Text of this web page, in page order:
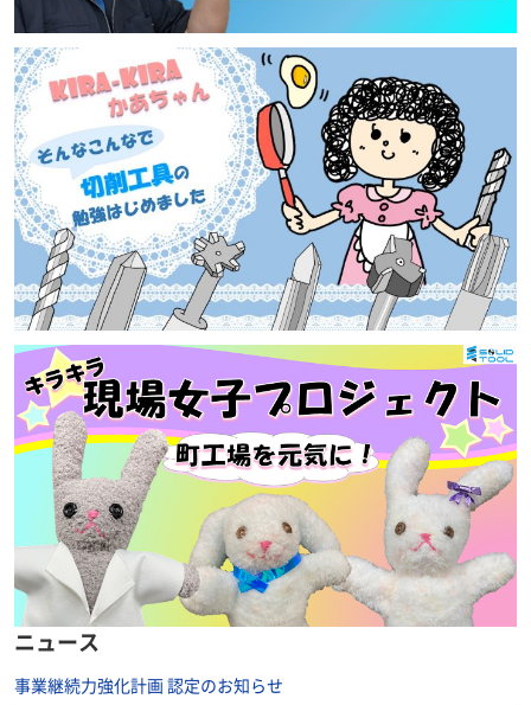
ニュース
事業継続力強化計画 認定のお知らせ